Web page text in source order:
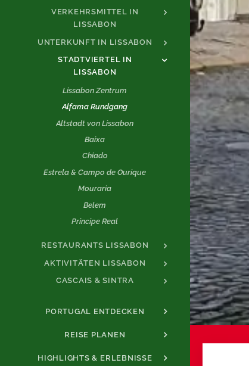
VERKEHRSMITTEL IN
LISSABON
UNTERKUNFT IN LISSABON
STADTVIERTEL IN
LISSABON
Lissabon Zentrum
Alfama Rundgang
Altstadt von Lissabon
Baixa
Chiado
Estrela & Campo de Ourique
Mouraria
Belem
Principe Real
RESTAURANTS LISSABON
AKTIVITÄTEN LISSABON
CASCAIS & SINTRA
PORTUGAL ENTDECKEN
REISE PLANEN
HIGHLIGHTS & ERLEBNISSE